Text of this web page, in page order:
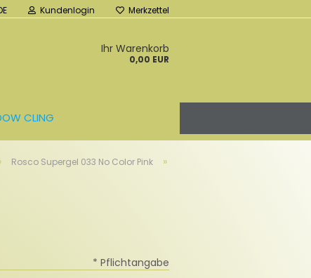
Kundenlogin Merkzettel
Ihr Warenkorb
0,00 EUR
CLING
Rosco Supergel 033 No Color Pink »
* Pflichtangabe